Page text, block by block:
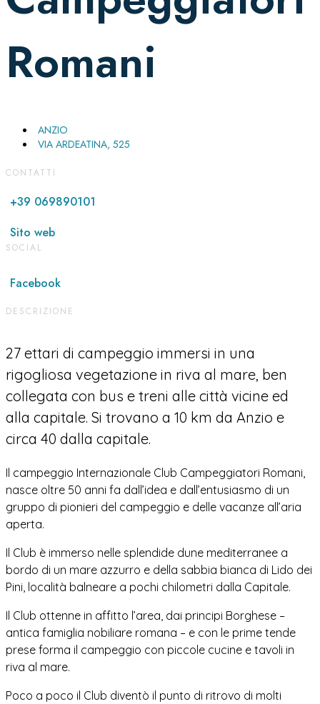
Romani
ANZIO
VIA ARDEATINA, 525
CONTATTI
+39 069890101
Sito web
SOCIAL
Facebook
DESCRIZIONE
27 ettari di campeggio immersi in una
rigogliosa vegetazione in riva al mare, ben
collegata con bus e treni alle città vicine ed
alla capitale. Si trovano a 10 km da Anzio e
circa 40 dalla capitale.
Il campeggio Internazionale Club Campeggiatori Romani,
nasce oltre 50 anni fa dall’idea e dall’entusiasmo di un
gruppo di pionieri del campeggio e delle vacanze all’aria
aperta.
Il Club è immerso nelle splendide dune mediterranee a
bordo di un mare azzurro e della sabbia bianca di Lido dei
Pini, località balneare a pochi chilometri dalla Capitale.
Il Club ottenne in affitto l’area, dai principi Borghese –
antica famiglia nobiliare romana – e con le prime tende
prese forma il campeggio con piccole cucine e tavoli in
riva al mare.
Poco a poco il Club diventò il punto di ritrovo di molti